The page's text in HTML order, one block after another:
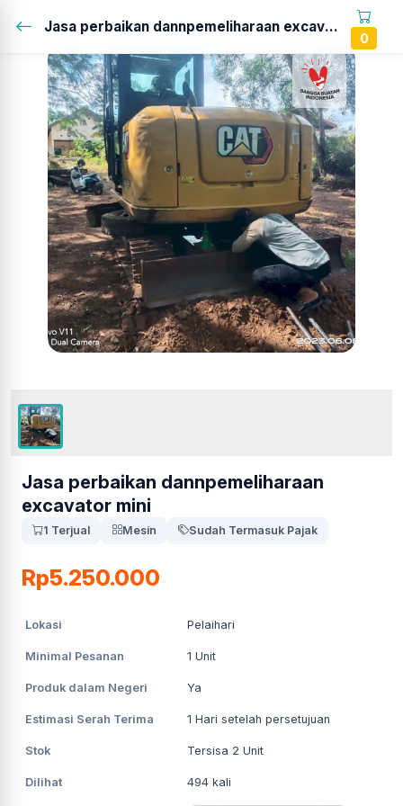
Jasa perbaikan dannpemeliharaan excavator mini...
0
Jasa perbaikan dannpemeliharaan
excavator mini
1 Terjual Mesin Sudah Termasuk Pajak
Rp5.250.000
Lokasi Pelaihari
Minimal Pesanan 1 Unit
Produk dalam Negeri Ya
Estimasi Serah Terima 1 Hari setelah persetujuan
Stok Tersisa 2 Unit
Dilihat 494 kali